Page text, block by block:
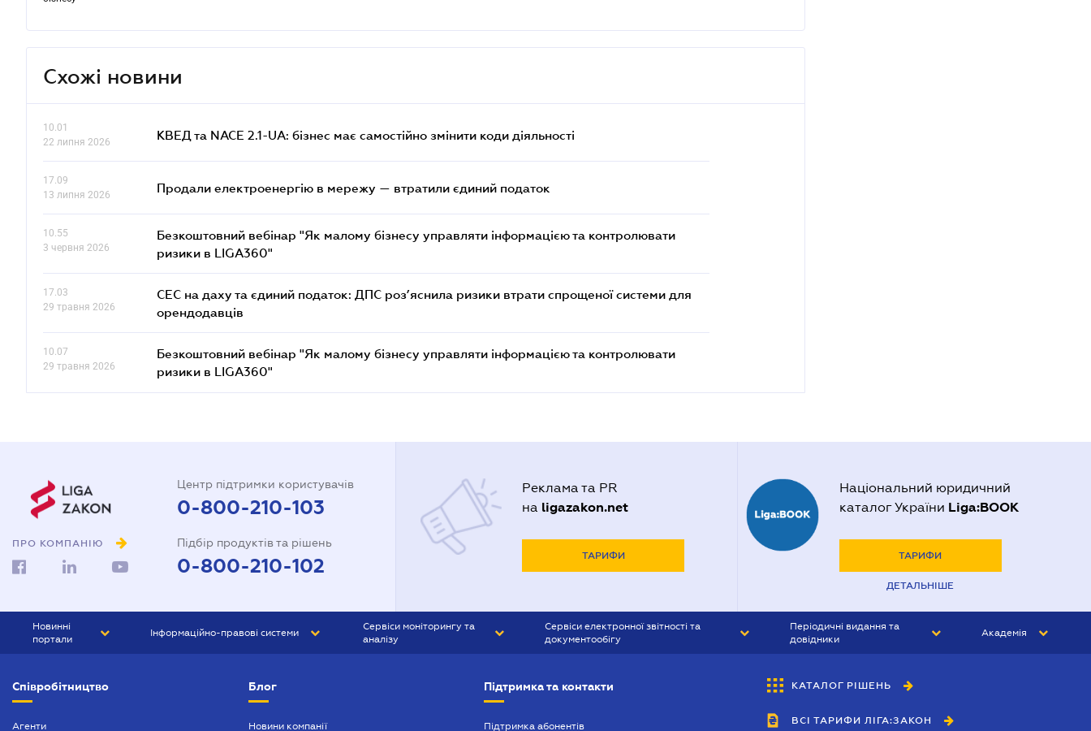
Схожі новини
10.01
22 липня 2026
КВЕД та NACE 2.1-UA: бізнес має самостійно змінити коди діяльності
17.09
13 липня 2026
Продали електроенергію в мережу — втратили єдиний податок
10.55
3 червня 2026
Безкоштовний вебінар "Як малому бізнесу управляти інформацією та контролювати
ризики в LIGA360"
17.03
29 травня 2026
СЕС на даху та єдиний податок: ДПС роз’яснила ризики втрати спрощеної системи для
орендодавців
10.07
29 травня 2026
Безкоштовний вебінар "Як малому бізнесу управляти інформацією та контролювати
ризики в LIGA360"
ПРО КОМПАНІЮ
Центр підтримки користувачів
0-800-210-103
Підбір продуктів та рішень
0-800-210-102
Реклама та PR
на ligazakon.net
ТАРИФИ
Національний юридичний
каталог України Liga:BOOK
ТАРИФИ
ДЕТАЛЬНІШЕ
Новинні
портали
БІЗНЕС
Інформаційно-правові системи
Сервіси моніторингу та
аналізу
Сервіси електронної звітності та
документообігу
Періодичні видання та
довідники
БУХГАЛТЕР&ЗАКОН
ВІСНИК МСФЗ
Академія
Співробітництво
Агенти
Блог
Новини компанії
Підтримка та контакти
Підтримка абонентів
КАТАЛОГ РІШЕНЬ
ВСІ ТАРИФИ ЛІГА:ЗАКОН